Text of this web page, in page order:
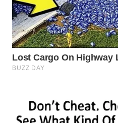
SERDANG
WN
TEBING
TINGGI
WN